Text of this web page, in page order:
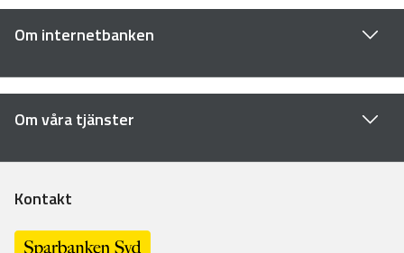
Om internetbanken
Om våra tjänster
Kontakt